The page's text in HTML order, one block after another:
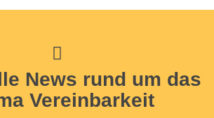
News rund um das
Vereinbarkeit